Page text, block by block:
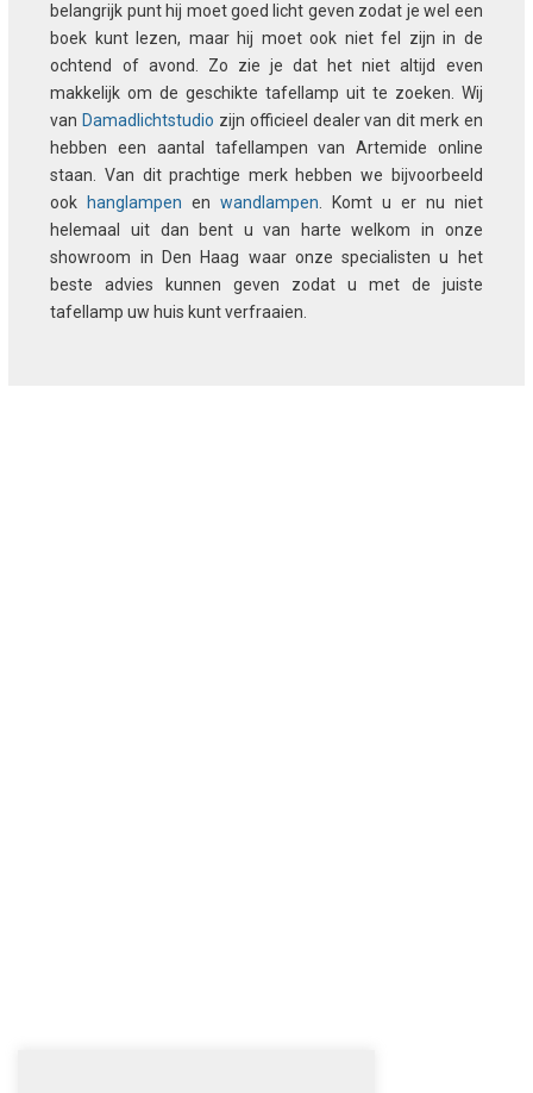
belangrijk punt hij moet goed licht geven zodat je wel een
boek kunt lezen, maar hij moet ook niet fel zijn in de
ochtend of avond. Zo zie je dat het niet altijd even
makkelijk om de geschikte tafellamp uit te zoeken. Wij
van Damadlichtstudio zijn officieel dealer van dit merk en
hebben een aantal tafellampen van Artemide online
staan. Van dit prachtige merk hebben we bijvoorbeeld
ook
hanglampen enwandlampen. Komt u er nu niet
helemaal uit dan bent u van harte welkom in onze
showroom in Den Haag waar onze specialisten u het
beste advies kunnen geven zodat u met de juiste
tafellamp uw huis kunt verfraaien.